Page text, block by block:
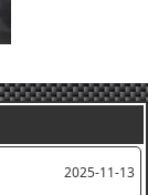
2025-11-13